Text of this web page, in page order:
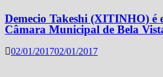
Demecio Takeshi (XITINHO) é
Câmara Municipal de Bela
02/01/201702/01/2017